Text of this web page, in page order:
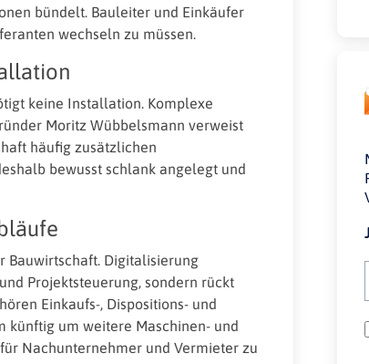
bündelt. Bauleiter und Einkäufer
wechseln zu müssen.
keine Installation. Komplexe
Moritz Wübbelsmann verweist
häufig zusätzlichen
bewusst schlank angelegt und
Bauwirtschaft. Digitalisierung
Projektsteuerung, sondern rückt
Einkaufs-, Dispositions- und
künftig um weitere Maschinen- und
Nachunternehmer und Vermieter zu